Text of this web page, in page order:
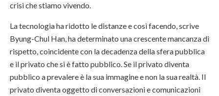
crisi che stiamo vivendo.
La tecnologia ha ridotto le distanze e così facendo, scrive
Byung-Chul Han, ha determinato una crescente mancanza di
rispetto, coincidente con la decadenza della sfera pubblica
e il privato che si è fatto pubblico. Se il privato diventa
pubblico a prevalere è la sua immagine e non la sua realtà. Il
privato diventa oggetto di conversazioni e comunicazioni